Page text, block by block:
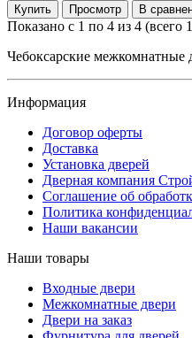
Купить
Просмотр В
Показано с 1 по 4 из 4 (всего
Чебоксарские межкомнатные
Информация
Договор оферты
Доставка
Установка дверей
Дверная компания
Соглашение об
Политика
Наши вакансии
Наши товары
Входные двери
Межкомнатные двери
Двери на заказ